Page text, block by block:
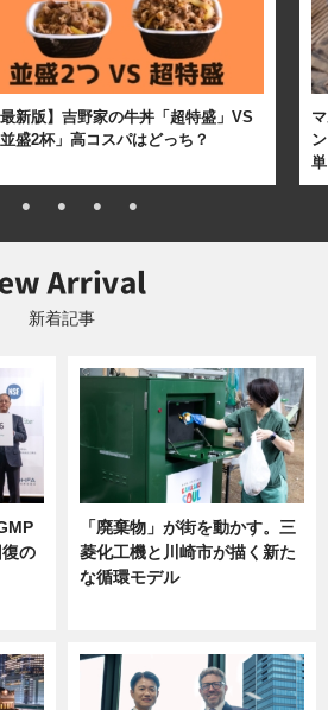
最新版】吉野家の牛丼「超特盛」VS
並盛2杯」高コスパはどっち？
新着記事
の
「廃棄物」が街を動かす。三
菱化工機と川崎市が描く新た
な循環モデル